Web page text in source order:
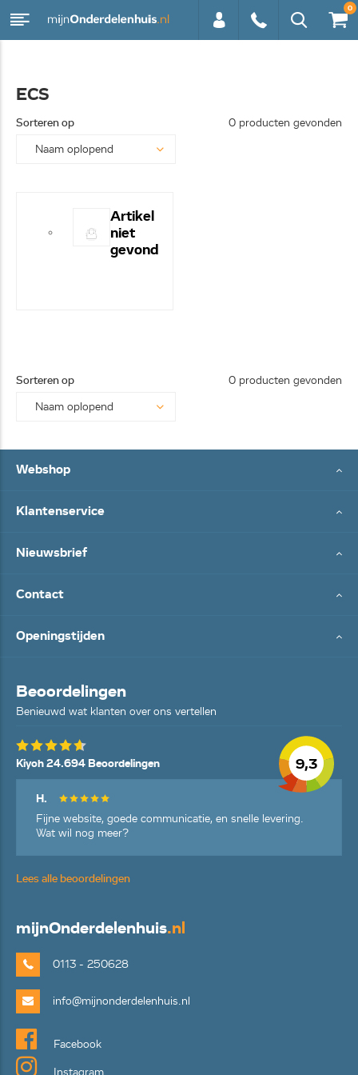
250628
0
ECS
Sorteren op 0 producten gevonden
Artikel
niet
gevond
Sorteren op 0 producten gevonden
Webshop
Klantenservice
Nieuwsbrief
Contact
Openingstijden
Beoordelingen
Benieuwd wat klanten over ons vertellen
9,3
Kiyoh 24.694 Beoordelingen
H.
Fijne website, goede communicatie, en snelle levering.
Wat wil nog meer?
Lees alle beoordelingen
mijnOnderdelenhuis.nl
0113 - 250628
info@mijnonderdelenhuis.nl
Facebook